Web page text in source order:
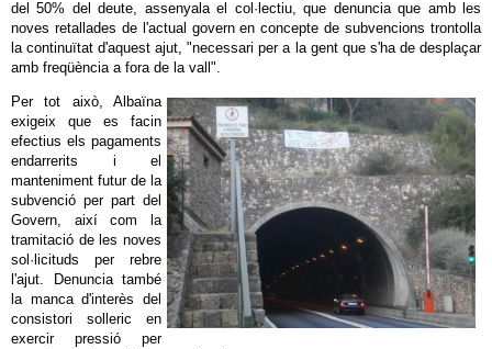
del 50% del deute, assenyala el col·lectiu, que denuncia que amb les
noves retallades de l'actual govern en concepte de subvencions trontolla
la continuïtat d'aquest ajut, "necessari per a la gent que s'ha de desplaçar
amb freqüència a fora de la vall".
Per tot això, Albaïna
exigeix que es facin
efectius els pagaments
endarrerits i el
manteniment futur de la
subvenció per part del
Govern, així com la
tramitació de les noves
sol·licituds per rebre
l'ajut. Denuncia també
la manca d'interès del
consistori solleric en
exercir pressió per